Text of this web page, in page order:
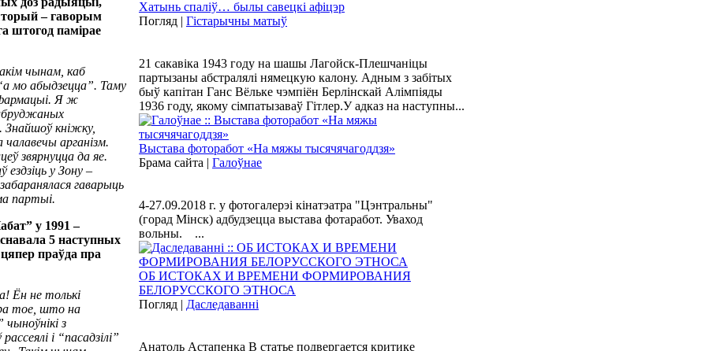
– гаворым
штогод памірае
чынам, каб
мо абыдзецца”. Таму
Я ж
Знайшоў кніжку,
арганізм.
звярнуцца да яе.
у Зону –
гаварыць
партыі.
у 1991 –
5 наступных
праўда пра
Ён не толькі
тое, што на
з
і “пасадзілі”
Хатынь спаліў… былы савецкі афіцэр
Погляд | Гістарычны матыў
21 сакавіка 1943 году на шашы Лагойск-Плешчаніцы
партызаны абстралялі нямецкую калону. Адным з забітых
быў капітан Ганс Вёльке чэмпіён Берлінскай Алімпіяды
1936 году, якому сімпатызаваў Гітлер.У адказ на наступны...
Выстава фоторабот «На мяжы тысячячагоддзя»
Брама сайта | Галоўнае
4-27.09.2018 г. у фотогалерэі кінатэатра "Цэнтральны"
(горад Мінск) адбудзецца выстава фотаработ. Уваход
вольны. ...
ОБ ИСТОКАХ И ВРЕМЕНИ ФОРМИРОВАНИЯ
БЕЛОРУССКОГО ЭТНОСА
Погляд | Даследаванні
Анатоль Астапенка В статье подвергается критике